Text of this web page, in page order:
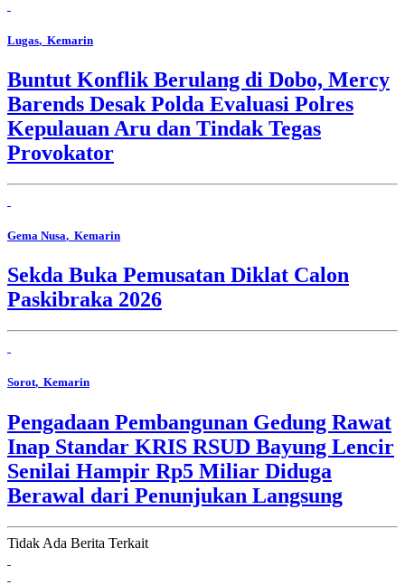
Lugas, Kemarin
Buntut Konflik Berulang di Dobo, Mercy
Barends Desak Polda Evaluasi Polres
Kepulauan Aru dan Tindak Tegas
Provokator
Gema Nusa, Kemarin
Sekda Buka Pemusatan Diklat Calon
Paskibraka 2026
Sorot, Kemarin
Pengadaan Pembangunan Gedung Rawat
Inap Standar KRIS RSUD Bayung Lencir
Senilai Hampir Rp5 Miliar Diduga
Berawal dari Penunjukan Langsung
Tidak Ada Berita Terkait